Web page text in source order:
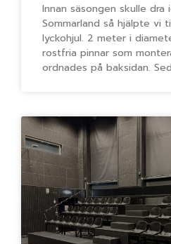
Innan säsongen skulle dra
Sommarland så hjälpte
lyckohjul. 2 meter i
rostfria pinnar som
ordnades på baksidan.